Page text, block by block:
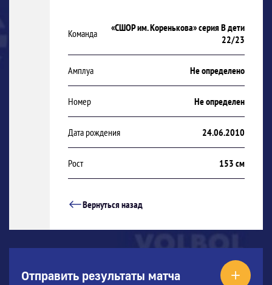
Команда
«СШОР им. Коренькова» серия В дети
22/23
Амплуа Не определено
Номер Не определен
Дата рождения 24.06.2010
Рост 153 см
Вернуться назад
Отправить результаты матча